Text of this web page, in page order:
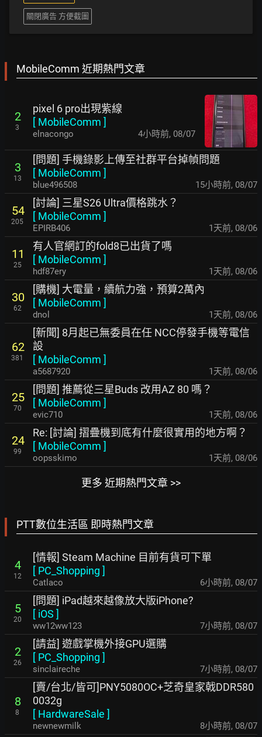
關閉廣告 方便截圖
MobileComm 近期熱門文章
2
3
pixel 6 pro出現紫線
[ MobileComm ]
elnacongo 4小時前, 08/07
3
13
[問題] 手機錄影上傳至社群平台掉幀問題
[ MobileComm ]
blue496508 15小時前, 08/07
54
205
[討論] 三星S26 Ultra價格跳水？
[ MobileComm ]
EPIRB406 1天前, 08/06
11
25
有人官網訂的fold8已出貨了嗎
[ MobileComm ]
hdf87ery 1天前, 08/06
30
62
[購機] 大電量，續航力強，預算2萬內
[ MobileComm ]
dnol 1天前, 08/06
62
381
[新聞] 8月起已無委員在任 NCC停發手機等電信
設
[ MobileComm ]
a5687920 1天前, 08/06
25
70
[問題] 推薦從三星Buds 改用AZ 80 嗎？
[ MobileComm ]
evic710 1天前, 08/06
24
99
Re: [討論] 摺疊機到底有什麼很實用的地方啊？
[ MobileComm ]
oopsskimo 1天前, 08/06
更多 近期熱門文章 >>
PTT數位生活區 即時熱門文章
4
12
[情報] Steam Machine 目前有貨可下單
[ PC_Shopping ]
Catlaco 6小時前, 08/07
5
20
[問題] iPad越來越像放大版iPhone?
[ iOS ]
ww12ww123 7小時前, 08/07
2
26
[請益] 遊戲掌機外接GPU選購
[ PC_Shopping ]
sinclaireche 7小時前, 08/07
8
8
[賣/台北/皆可]PNY5080OC+芝奇皇家戟DDR580
0032g
[ HardwareSale ]
newnewmilk 8小時前, 08/07